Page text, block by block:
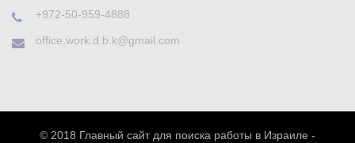
+972-50-959-4888
office.work.d.b.k@gmail.com
© 2018 Главный сайт для поиска работы в Израиле -